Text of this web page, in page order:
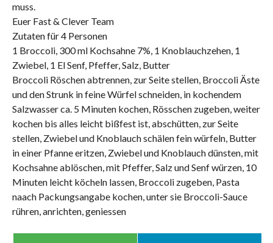
muss.
Euer Fast & Clever Team
Zutaten für 4 Personen
1 Broccoli, 300 ml Kochsahne 7%, 1 Knoblauchzehen, 1
Zwiebel, 1 El Senf, Pfeffer, Salz, Butter
Broccoli Röschen abtrennen, zur Seite stellen, Broccoli Äste
und den Strunk in feine Würfel schneiden, in kochendem
Salzwasser ca. 5 Minuten kochen, Rösschen zugeben, weiter
kochen bis alles leicht bißfest ist, abschütten, zur Seite
stellen, Zwiebel und Knoblauch schälen fein würfeln, Butter
in einer Pfanne eritzen, Zwiebel und Knoblauch dünsten, mit
Kochsahne ablöschen, mit Pfeffer, Salz und Senf würzen, 10
Minuten leicht köcheln lassen, Broccoli zugeben, Pasta
naach Packungsangabe kochen, unter sie Broccoli-Sauce
rühren, anrichten, geniessen